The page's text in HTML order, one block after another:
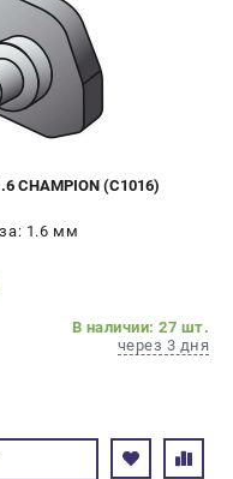
CHAMPION (C1016)
1.6 мм
В наличии: 27 шт.
через 3 дня